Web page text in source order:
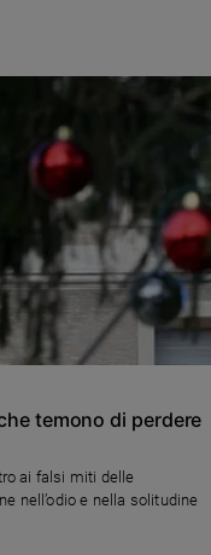
temono di perdere
ai falsi miti delle
nell’odio e nella solitudine